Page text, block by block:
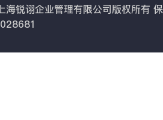
锐诩企业管理有限公司版权所有